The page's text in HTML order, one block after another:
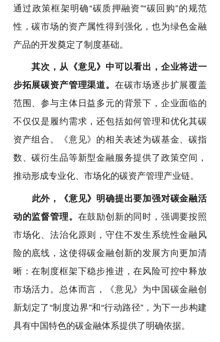
通过政策框架明确“碳质押融资”“碳回购”的规范
性，碳市场的资产属性得到强化，也为绿色金融
产品的开发奠定了制度基础。
其次，从《意见》中可以看出，企业将进一
步拓展碳资产管理渠道。 在碳市场逐步扩展覆盖
范围、参与主体日益多元的背景下，企业面临的
不仅仅是履约需求，还包括如何管理和优化其碳
资产组合。《意见》的相关表述为碳基金、碳指
数、碳衍生品等新型金融服务提供了政策空间，
推动形成专业化、市场化的碳资产管理产业链。
此外，《意见》明确提出要加强对碳金融活
动的监督管理。 在鼓励创新的同时，强调要按照
市场化、法治化原则，守住不发生系统性金融风
险的底线，这使得碳金融创新的发展方向更加清
晰：在制度框架下稳步推进，在风险可控中释放
市场活力。总体而言，《意见》为中国碳金融创
新划定了“制度边界”和“行动路径”，为下一步构建
具有中国特色的碳金融体系提供了明确依据。